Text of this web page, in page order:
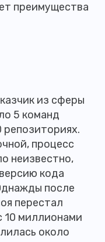
преимущества
из сферы
5 команд
репозиториях.
процесс
неизвестно,
кода
после
перестал
10 миллионами
около